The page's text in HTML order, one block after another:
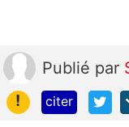
Publié par
!
citer